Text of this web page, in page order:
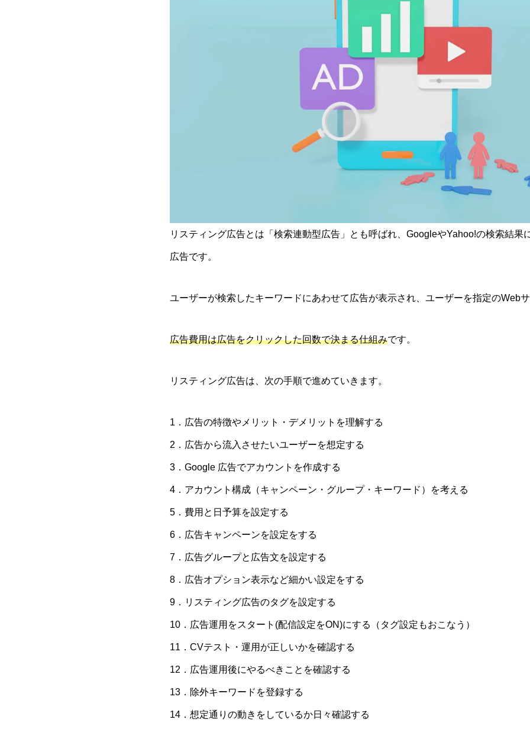
リスティング広告とは「検索連動型広告」とも呼ばれ、GoogleやYahoo!の検索結果
広告です。
ユーザーが検索したキーワードにあわせて広告が表示され、ユーザーを指定のWebサ
広告費用は広告をクリックした回数で決まる仕組みです。
リスティング広告は、次の手順で進めていきます。
1．広告の特徴やメリット・デメリットを理解する
2．広告から流入させたいユーザーを想定する
3．Google 広告でアカウントを作成する
4．アカウント構成（キャンペーン・グループ・キーワード）を考える
5．費用と日予算を設定する
6．広告キャンペーンを設定をする
7．広告グループと広告文を設定する
8．広告オプション表示など細かい設定をする
9．リスティング広告のタグを設定する
10．広告運用をスタート(配信設定をON)にする（タグ設定もおこなう）
11．CVテスト・運用が正しいかを確認する
12．広告運用後にやるべきことを確認する
13．除外キーワードを登録する
14．想定通りの動きをしているか日々確認する